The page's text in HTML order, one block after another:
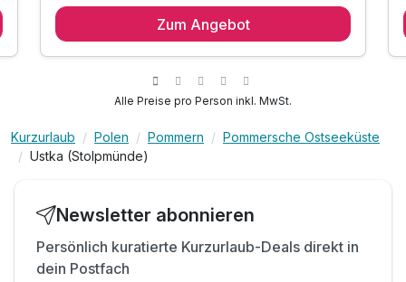
2 x reichhaltiges Frühstück vom Buffet
inkl. Wanderstöcke-Verleih
inkl. Nutzung der Trinkwasserspender (auf
Etagen)
Zum Angebot
Alle Preise pro Person inkl. MwSt.
Kurzurlaub Polen Pommern
Pommersche Ostseeküste
Ustka (Stolpmünde)
Newsletter abonnieren
Persönlich kuratierte Kurzurlaub-Deals direkt in
dein Postfach